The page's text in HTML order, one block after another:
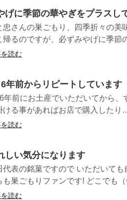
げに季節の華やぎをプラスし
忠さんの巣ごもり、四季折々の美
帰るのですが、必ずみやげに季節
読む
年前からリピートしています
年前にお土産でいただいてから
ける事があればお店で購入した
読む
しい気分になります
代表の銘菓ですので いただいて
も巣ごもりファンです! どこでも
読む